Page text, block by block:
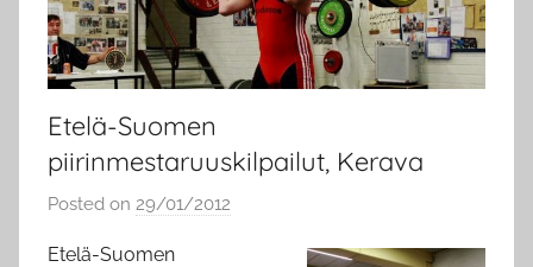
Etelä-Suomen
piirinmestaruuskilpailut, Kerava
Posted on 29/01/2012
Etelä-Suomen